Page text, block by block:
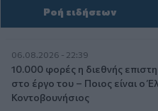
Ροή ειδήσεων
06.08.2026 - 22:39
10.000 φορές η διεθνής
στο έργο του – Ποιος είναι ο
Κοντοβουνήσιος